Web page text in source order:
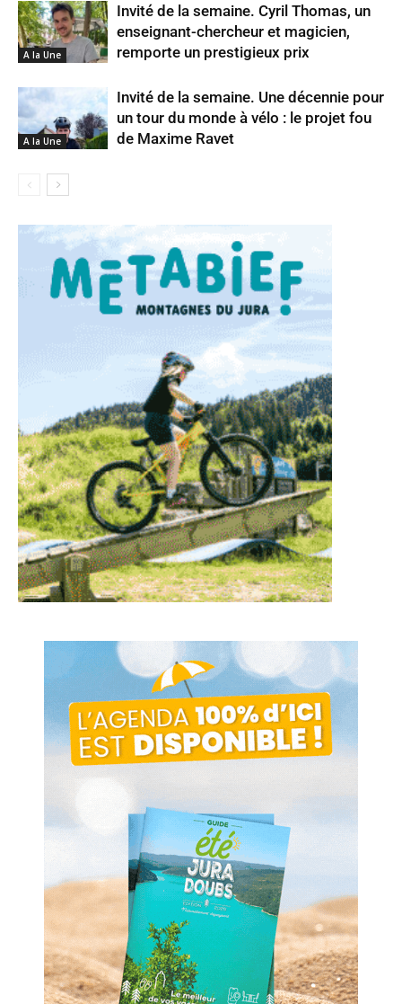
A la Une
Invité de la semaine. Cyril Thomas, un
enseignant-chercheur et magicien,
remporte un prestigieux prix
A la Une
Invité de la semaine. Une décennie pour
un tour du monde à vélo : le projet fou
de Maxime Ravet